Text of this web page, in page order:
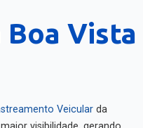
Boa Vista
Veicular da
visibilidade, gerando